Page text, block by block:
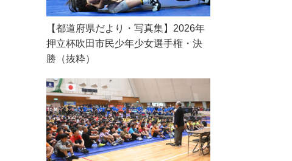
【都道府県だより・写真集】2026年
押立杯吹田市民少年少女選手権・決
勝（抜粋）